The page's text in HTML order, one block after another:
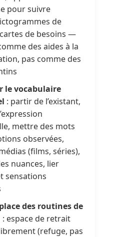
pour suivre
de
de besoins —
des aides à la
pas comme des
le vocabulaire
: partir de l’existant,
mettre des mots
observées,
(films, séries),
nuances, lier
sensations
des routines de
: espace de retrait
(refuge, pas